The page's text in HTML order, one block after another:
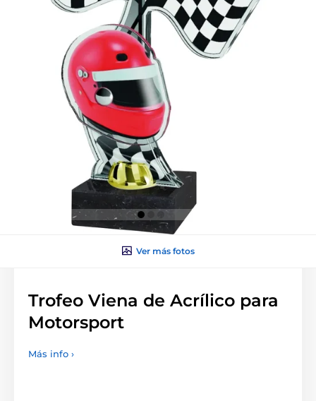
Ver más fotos
Trofeo Viena de Acrílico para
Motorsport
Más info ›